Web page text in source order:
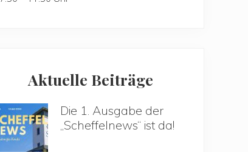
Aktuelle Beiträge
Die 1. Ausgabe der
„Scheffelnews“ ist da!